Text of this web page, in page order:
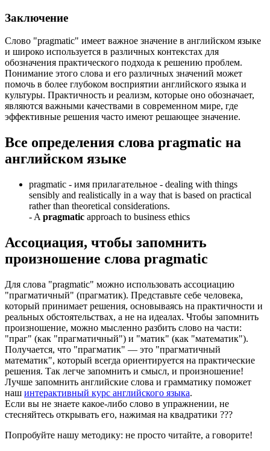
Заключение
Слово "pragmatic" имеет важное значение в английском языке
и широко используется в различных контекстах для
обозначения практического подхода к решению проблем.
Понимание этого слова и его различных значений может
помочь в более глубоком восприятии английского языка и
культуры. Практичность и реализм, которые оно обозначает,
являются важными качествами в современном мире, где
эффективные решения часто имеют решающее значение.
Все определения слова pragmatic на
английском языке
pragmatic - имя прилагательное - dealing with things
sensibly and realistically in a way that is based on practical
rather than theoretical considerations.
- A pragmatic approach to business ethics
Ассоциация, чтобы запомнить
произношение слова pragmatic
Для слова "pragmatic" можно использовать ассоциацию
"прагматичный" (прагматик). Представьте себе человека,
который принимает решения, основываясь на практичности и
реальных обстоятельствах, а не на идеалах. Чтобы запомнить
произношение, можно мысленно разбить слово на части:
"праг" (как "прагматичный") и "матик" (как "математик").
Получается, что "прагматик" — это "прагматичный
математик", который всегда ориентируется на практические
решения. Так легче запомнить и смысл, и произношение!
Лучше запомнить английские слова и грамматику поможет
наш интерактивный курс английского языка.
Если вы не знаете какое-либо слово в упражнении, не
стесняйтесь открывать его, нажимая на квадратики ???
Попробуйте нашу методику: не просто читайте, а говорите!